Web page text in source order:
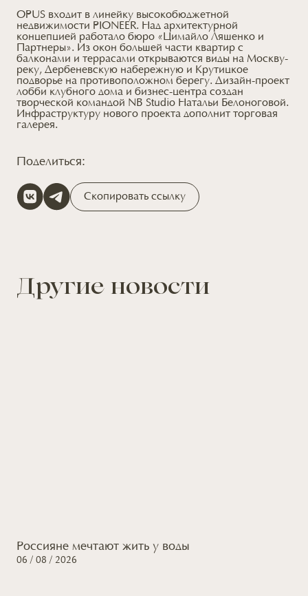
OPUS входит в линейку высокобюджетной
недвижимости PIONEER. Над архитектурной
концепцией работало бюро «Цимайло Ляшенко и
Партнеры». Из окон большей части квартир с
балконами и террасами открываются виды на Москву-
реку, Дербеневскую набережную и Крутицкое
подворье на противоположном берегу. Дизайн-проект
лобби клубного дома и бизнес-центра создан
творческой командой NB Studio Натальи Белоноговой.
Инфраструктуру нового проекта дополнит торговая
галерея.
Поделиться:
Скопировать ссылку
Другие новости
Россияне мечтают жить у воды
06 / 08 / 2026